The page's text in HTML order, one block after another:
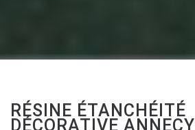
RÉSINE ÉTANCHÉITÉ
DÉCORATIVE ANNECY